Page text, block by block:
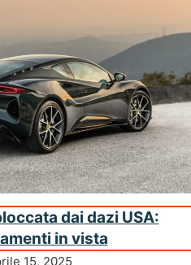
dai dazi USA:
in vista
15, 2025